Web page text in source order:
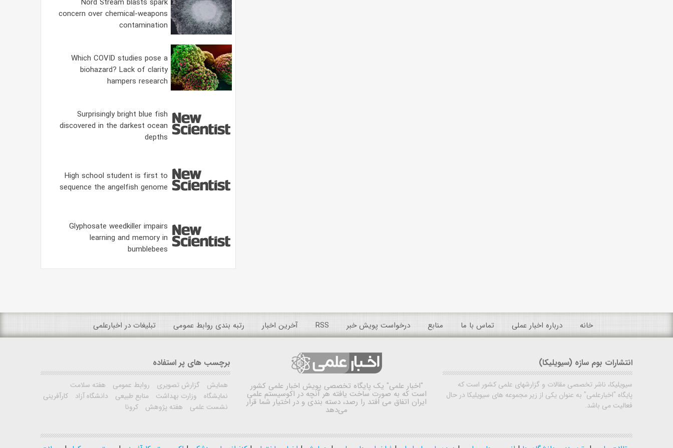
concern over chemical-weapons
contamination
Which COVID studies pose a
biohazard? Lack of clarity
hampers research
Surprisingly bright blue fish
discovered in the darkest ocean
depths
High school student is first to
sequence the angelfish genome
Glyphosate weedkiller impairs
learning and memory in
bumblebees
خانه درباره اخبار عملی تماس با ما منابع درخواست پویش خبر RSS آخرین اخبار رتبه بندی روابط عمومی تبلیغات در اخبارعلمی
انتشارات بوم سازه (سیویلیکا)
سیویلیکا، ناشر تخصصی مقالات و گزارشهای علمی کشور است که
پایگاه "اخبارعلمی" به عنوان یکی از زیر مجموعه های سیویلیکا در حال
فعالیت می باشد.
"اخبار علمی" یک پایگاه تخصصی پویش اخبار علمی کشور
است که به صورت ساخت یافته هر آنچه در اکوسیستم علمی
ایران اتفاق می افتد را رصد، دسته بندی و در اختیار شما قرار
می‌دهد
برچسب های پر استفاده
همایش گزارش تصویری روابط عمومی
هفته سلامت
نمایشگاه
وزارت بهداشت منابع طبیعی دانشگاه آزاد
کارآفرینی
نشست علمی
هفته پژوهش کرونا